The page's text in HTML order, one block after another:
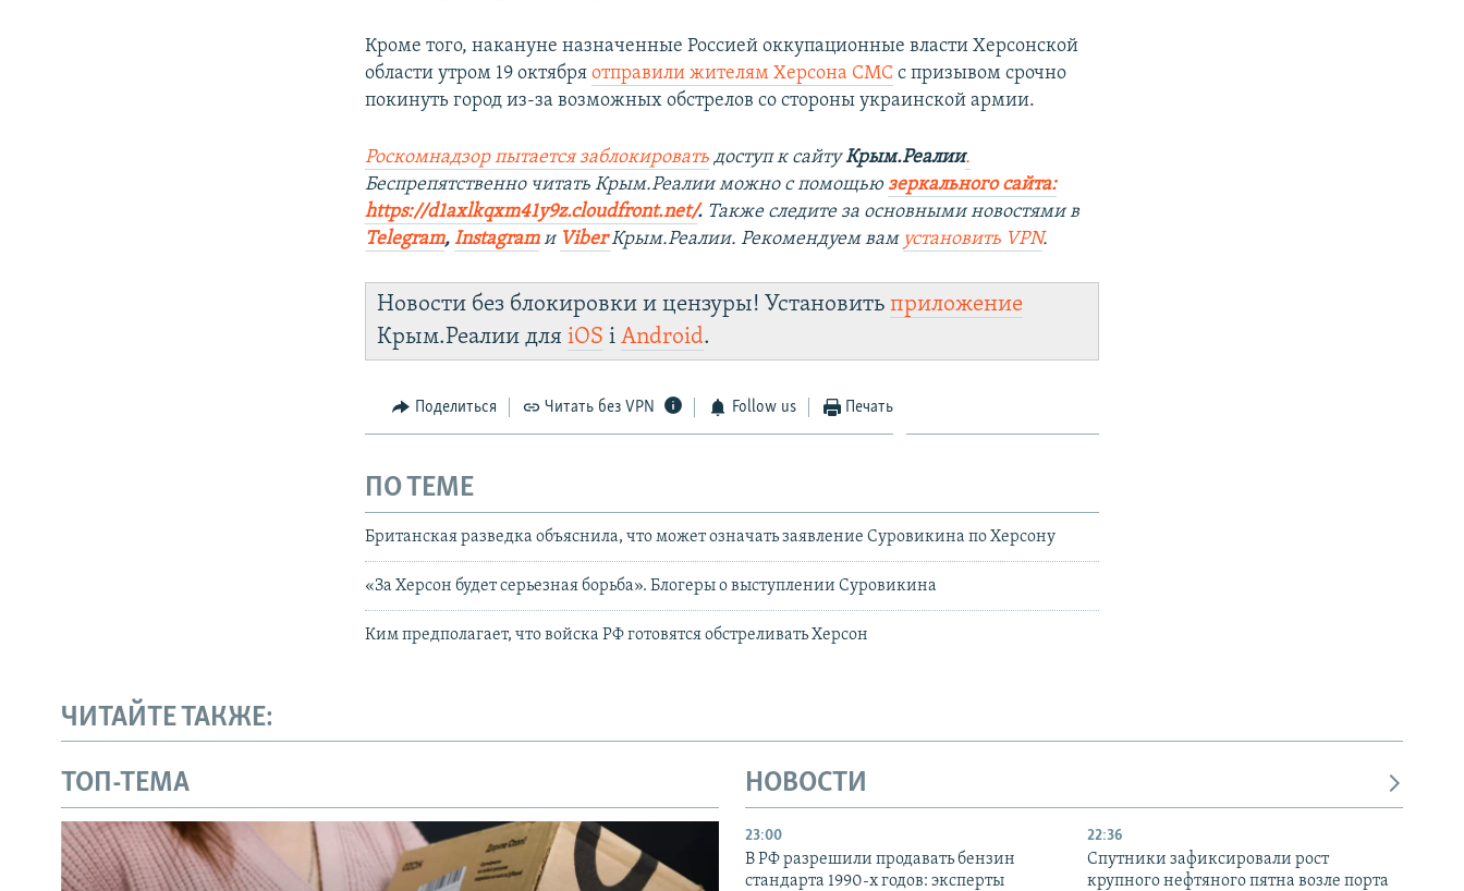
Кроме того, накануне назначенные Россией оккупационные власти Херсонской
области утром 19 октябряотправили жителям Херсона СМС с призывом срочно
покинуть город из-за возможных обстрелов со стороны украинской армии.
Роскомнадзор пытается заблокировать доступ к сайтуКрым.Реалии.
Беспрепятственно читать Крым.Реалии можно с помощьюзеркального сайта:
https://d1axlkqxm41y9z.cloudfront.net/. ​ Также следите за основными новостями в
Telegram, Instagram и ViberКрым.Реалии. Рекомендуем вам установить VPN.
Новости без блокировки и цензуры! Установитьприложение
Крым.Реалии дляiOS іAndroid.
Поделиться Читать без VPN Follow us Печать
ПО ТЕМЕ
Британская разведка объяснила, что может означать заявление Суровикина по Херсону
«За Херсон будет серьезная борьба». Блогеры о выступлении Суровикина
Ким предполагает, что войска РФ готовятся обстреливать Херсон
ЧИТАЙТЕ ТАКЖЕ:
ТОП-ТЕМА НОВОСТИ
23:00
В РФ разрешили продавать бензин
стандарта 1990-х годов: эксперты
22:36
Спутники зафиксировали рост
крупного нефтяного пятна возле порта